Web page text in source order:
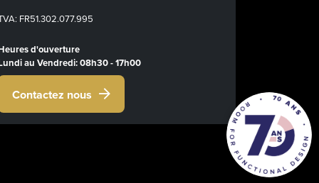
FR51.302.077.995
d'ouverture
au Vendredi: 08h30 - 17h00
Contactez nous